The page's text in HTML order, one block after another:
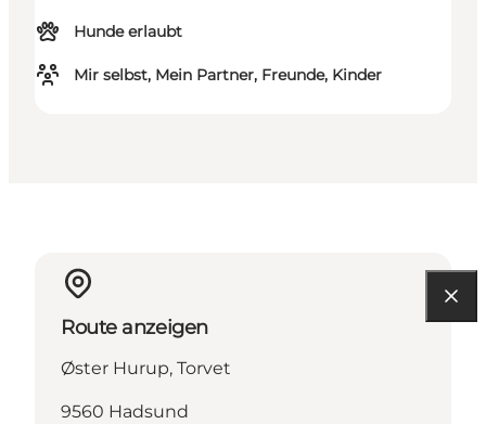
Hunde erlaubt
Mir selbst, Mein Partner, Freunde, Kinder
Route anzeigen
Øster Hurup, Torvet
9560 Hadsund